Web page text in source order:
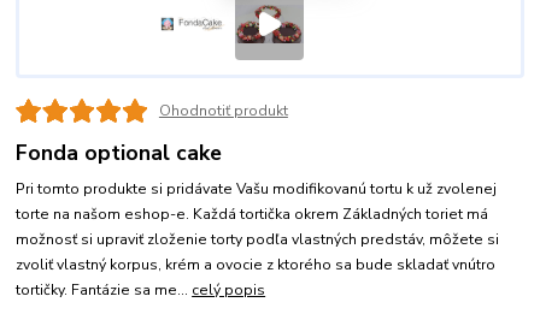
Ohodnotiť produkt
Fonda optional cake
Pri tomto produkte si pridávate Vašu modifikovanú tortu k už zvolenej
torte na našom eshop-e. Každá tortička okrem Základných toriet má
možnosť si upraviť zloženie torty podľa vlastných predstáv, môžete si
zvoliť vlastný korpus, krém a ovocie z ktorého sa bude skladať vnútro
tortičky. Fantázie sa me... celý popis